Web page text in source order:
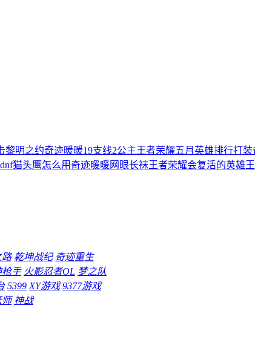
黎明之约奇迹暖暖19支线2公主王者荣耀五月英雄排行打装
dnf猫头鹰怎么用奇迹暖暖网眼长袜王者荣耀会复活的英雄
路 乾坤战纪 奇迹重生
枪手 火影忍者OL 梦之队
5399 XY游戏 9377游戏
师 神战